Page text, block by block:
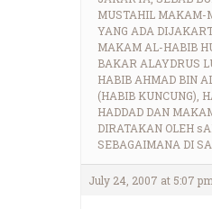
MUSTAHIL MAKAM-
YANG ADA
MAKAM AL-HABIB
BAKAR ALAYDRUS
HABIB AHMAD BIN
(HABIB KUNCUNG),
HADDAD DAN
DIRATAKAN OLEH
SEBAGAIMANA DI
July 24, 2007 at 5:07 pm